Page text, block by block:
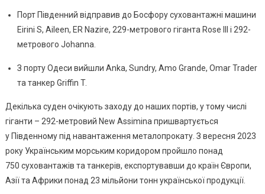
Кількість
Суден
Порт Південний відправив до Босфору суховантажні машини
Eirini S, Aileen, ER Nazire, 229-метрового гіганта Rose III і 292-
метрового Johanna.
З порту Одеси вийшли Anka, Sundry, Amo Grande, Omar Trader
та танкер Griffin T.
Декілька суден очікують заходу до наших портів, у тому числі
гіганти – 292-метровий New Assimina пришвартується
у Південному під навантаження металопрокату. З вересня 2023
року Українським морським коридором пройшло понад
750 суховантажів та танкерів, експортувавши до країн Європи,
Азії та Африки понад 23 мільйони тонн української продукції.